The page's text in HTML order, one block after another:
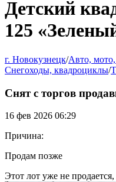
Детский
125
г. Новокузнецк/Авто,
Снегоходы, квадроциклы/
Снят с торгов
16 фев 2026 06:29
Причина:
Продам позже
Этот лот уже не